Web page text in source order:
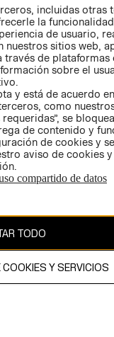
AVISO DE
PRIVACIDAD
GIFT CARD
AVISO DE
COOKIES
por copyright y es
incluidas otras
la
de usuario,
sitios web,
de plataformas
sobre el
y está de acuerdo
como
se
de contenido y
de cookies y
aviso de cookies
compartido de datos
TODO
COOKIES Y SERVICIOS